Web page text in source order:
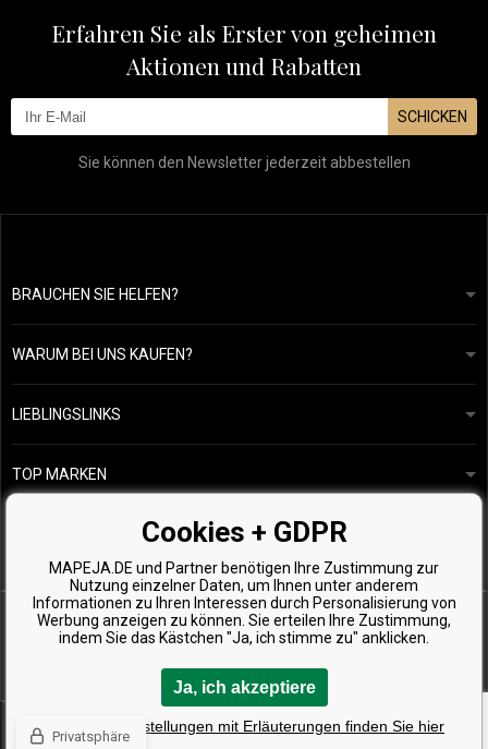
Erfahren Sie als Erster von geheimen
Aktionen und Rabatten
SCHICKEN
Sie können den Newsletter jederzeit abbestellen
BRAUCHEN SIE HELFEN?
info@mapeja.de
Wir werden innerhalb von 24 Stunden antworten.
WARUM BEI UNS KAUFEN?
Allgemeine geschäftsbedingungen
Datenschutzerklärung
Übersicht über Zahlungen und Versand
Rückgabe von Waren
LIEBLINGSLINKS
Unsere Geschichte
Kostenlose Produktproben
TOP MARKEN
Kérastase
Wella Professionals
Zenz Organic
Copyright © 2026 Mapeja.de, Alle Rechte vorbehalten
Cookies + GDPR
MAPEJA.DE und Partner benötigen Ihre Zustimmung zur
Nutzung einzelner Daten, um Ihnen unter anderem
Informationen zu Ihren Interessen durch Personalisierung von
Werbung anzeigen zu können. Sie erteilen Ihre Zustimmung,
indem Sie das Kästchen "Ja, ich stimme zu" anklicken.
Ja, ich akzeptiere
Detaillierte Einstellungen mit Erläuterungen finden Sie hier
Privatsphäre